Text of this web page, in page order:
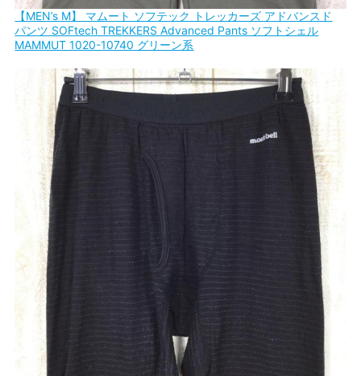
【MEN’s M】 マムート ソフテック トレッカーズ アドバンスド
パンツ SOFtech TREKKERS Advanced Pants ソフトシェル
MAMMUT 1020-10740 グリーン系